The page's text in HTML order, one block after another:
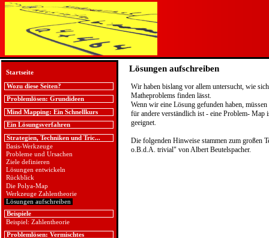
Startseite
Wozu diese Seiten?
Problemlösen: Grundideen
Mind Mapping: Ein Schnellkurs
Ein Lösungsverfahren
Strategien, Techniken und Tric...
Basis-Werkzeuge
Probleme und Ursachen
Ziele definieren
Lösungen entwickeln
Rückblick
Die Polya-Map
Werkzeuge Zahlentheorie
Lösungen aufschreiben
Beispiele
Beispiel: Zahlentheorie
Problemlösen: Vermischtes
Lösungen aufschreiben
Wir haben bislang vor allem untersucht, wie
Matheproblems finden lässt.
Wenn wir eine Lösung gefunden haben,
für andere verständlich ist - eine Problem-
geeignet.
Die folgenden Hinweise stammen zum großen
o.B.d.A. trivial" von Albert Beutelspacher.